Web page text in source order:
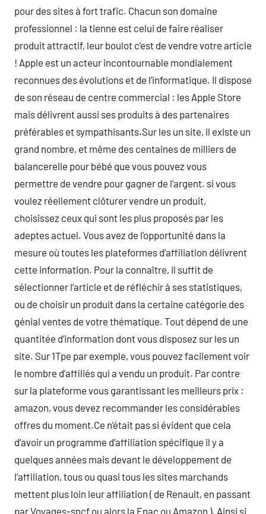
pour des sites à fort trafic. Chacun son domaine
professionnel : la tienne est celui de faire réaliser
produit attractif, leur boulot c’est de vendre votre article
! Apple est un acteur incontournable mondialement
reconnues des évolutions et de l’informatique. Il dispose
de son réseau de centre commercial : les Apple Store
mais délivrent aussi ses produits à des partenaires
préférables et sympathisants.Sur les un site, il existe un
grand nombre, et même des centaines de milliers de
balancerelle pour bébé que vous pouvez vous
permettre de vendre pour gagner de l’argent. si vous
voulez réellement clôturer vendre un produit,
choisissez ceux qui sont les plus proposés par les
adeptes actuel. Vous avez de l’opportunité dans la
mesure où toutes les plateformes d’affiliation délivrent
cette information. Pour la connaître, il suffit de
sélectionner l’article et de réfléchir à ses statistiques,
ou de choisir un produit dans la certaine catégorie des
génial ventes de votre thématique. Tout dépend de une
quantitée d’information dont vous disposez sur les un
site. Sur 1Tpe par exemple, vous pouvez facilement voir
le nombre d’affiliés qui a vendu un produit. Par contre
sur la plateforme vous garantissant les meilleurs prix :
amazon, vous devez recommander les considérables
offres du moment.Ce n’était pas si évident que cela
d’avoir un programme d’affiliation spécifique il y a
quelques années mais devant le développement de
l’affiliation, tous ou quasi tous les sites marchands
mettent plus loin leur affiliation ( de Renault, en passant
par Voyages-sncf ou alors la Fnac ou Amazon ). Ainsi si